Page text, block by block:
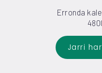
Erronda
Jarri